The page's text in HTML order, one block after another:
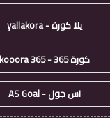
يلا كورة - yallakora
كورة 365 - kooora 365
اس جول - AS Goal